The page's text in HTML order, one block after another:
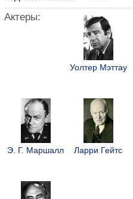
Актеры:
Уолтер Мэттау
Э. Г. Маршалл Ларри Гейтс